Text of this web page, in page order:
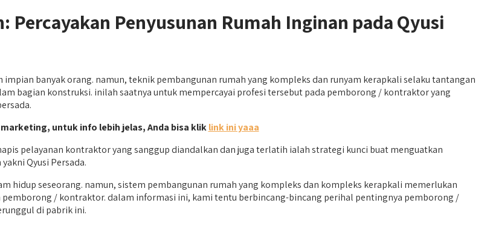
Penyusunan Rumah Inginan pada Qyusi
banyak orang. namun, teknik pembangunan rumah yang kompleks dan runyam kerapkali selaku tantangan
bagian konstruksi. inilah saatnya untuk mempercayai profesi tersebut pada pemborong / kontraktor yang
untuk info lebih jelas, Anda bisa kliklink ini yaaa
pelayanan kontraktor yang sanggup diandalkan dan juga terlatih ialah strategi kunci buat menguatkan
Qyusi Persada.
hidup seseorang. namun, sistem pembangunan rumah yang kompleks dan kompleks kerapkali memerlukan
/ kontraktor. dalam informasi ini, kami tentu berbincang-bincang perihal pentingnya pemborong /
di pabrik ini.